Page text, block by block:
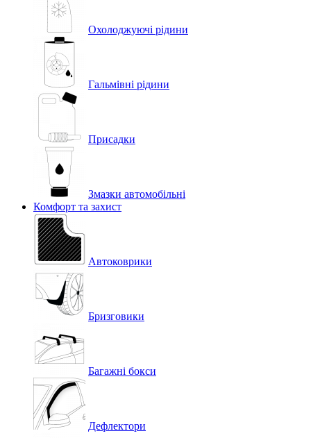
Охолоджуючі рідини
Гальмівні рідини
Присадки
Змазки автомобільні
Комфорт та захист
Автоковрики
Бризговики
Багажні бокси
Дефлектори